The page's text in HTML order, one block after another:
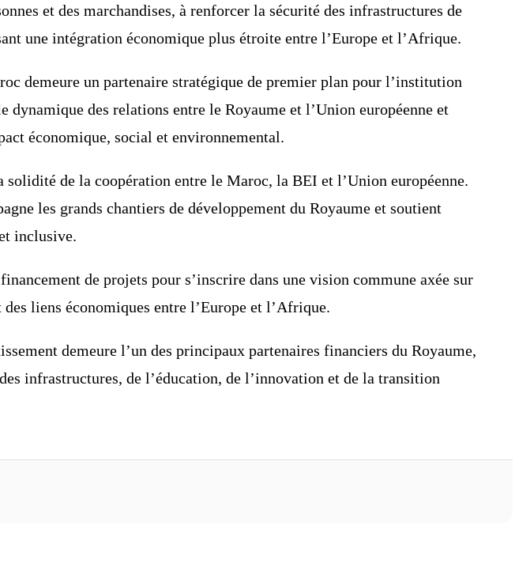
et des marchandises, à renforcer la sécurité des infrastructures de
une intégration économique plus étroite entre l’Europe et l’Afrique.
demeure un partenaire stratégique de premier plan pour l’institution
des relations entre le Royaume et l’Union européenne et
économique, social et environnemental.
solidité de la coopération entre le Maroc, la BEI et l’Union européenne.
les grands chantiers de développement du Royaume et soutient
inclusive.
de projets pour s’inscrire dans une vision commune axée sur
liens économiques entre l’Europe et l’Afrique.
demeure l’un des principaux partenaires financiers du Royaume,
infrastructures, de l’éducation, de l’innovation et de la transition